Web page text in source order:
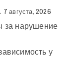
7 августа, 2026
за нарушение
у